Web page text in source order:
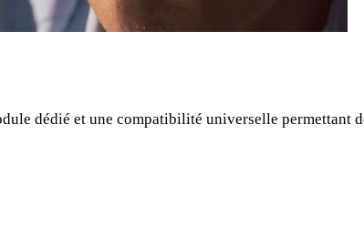
dédié et une compatibilité universelle permettant